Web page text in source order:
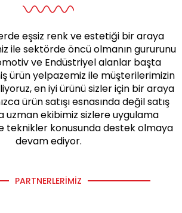
eşsiz renk ve estetiği bir araya
ile sektörde öncü olmanın gururunu
ve Endüstriyel alanlar başta
ürün yelpazemiz ile müşterilerimizin
en iyi ürünü sizler için bir araya
ürün satışı esnasında değil satış
uzman ekibimiz sizlere uygulama
teknikler konusunda destek olmaya
devam ediyor.
PARTNERLERIMIZ